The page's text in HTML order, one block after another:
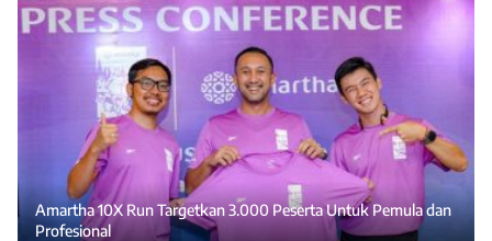
Amartha 10X Run Targetkan 3.000 Peserta Untuk Pemula dan
Profesional